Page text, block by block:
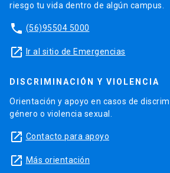
riesgo tu vida dentro de algún campus.
phone (56)95504 5000
launch Ir al sitio de Emergencias
DISCRIMINACIÓN Y VIOLENCIA
Orientación y apoyo en casos de
género o violencia sexual.
launch Contacto para apoyo
launch Más orientación